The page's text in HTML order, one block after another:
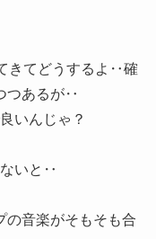
きてどうするよ‥確
つあるが‥
いんじゃ？
いと‥
の音楽がそもそも合